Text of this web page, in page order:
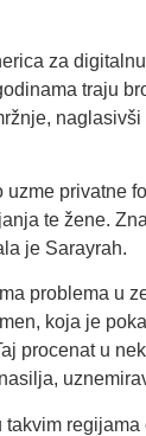
za
traju
uzme privatne
te žene.
je Sarayrah.
problema u
koja je
procenat u
takvim